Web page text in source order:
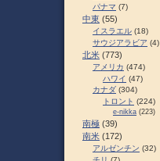
パナマ (7)
中東 (55)
イスラエル (18)
サウジアラビア (4)
北米 (773)
アメリカ (474)
ハワイ (47)
カナダ (304)
トロント (224)
e-nikka (223)
南極 (39)
南米 (172)
アルゼンチン (32)